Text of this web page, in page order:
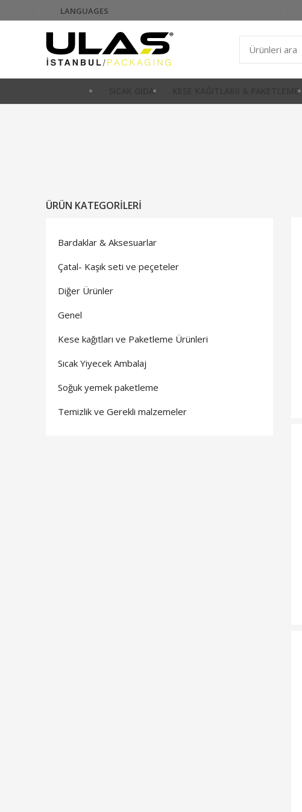
LANGUAGES
SICAK GIDA KESE KAĞITLARII & PAKETLEME
ÜRÜN KATEGORILERI
Bardaklar & Aksesuarlar
Çatal- Kaşık seti ve peçeteler
Diğer Ürünler
Genel
Kese kağıtları ve Paketleme Ürünleri
Sıcak Yiyecek Ambalaj
Soğuk yemek paketleme
Temizlik ve Gerekli malzemeler